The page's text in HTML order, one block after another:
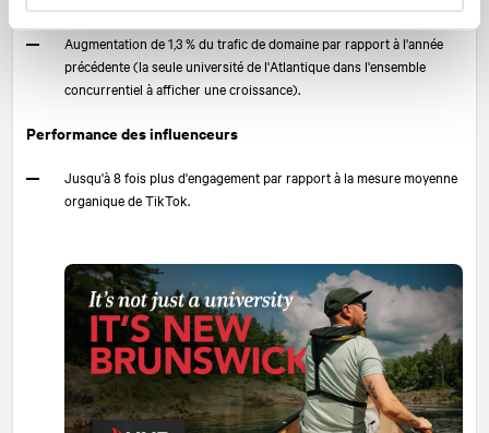
de formulaires en ligne remplis par les étudiants de premier cycle;
Augmentation de 1,3 % du trafic de domaine par rapport à l'année
précédente (la seule université de l'Atlantique dans l'ensemble
concurrentiel à afficher une croissance).
Performance des influenceurs
Jusqu'à 8 fois plus d'engagement par rapport à la mesure moyenne
organique de TikTok.